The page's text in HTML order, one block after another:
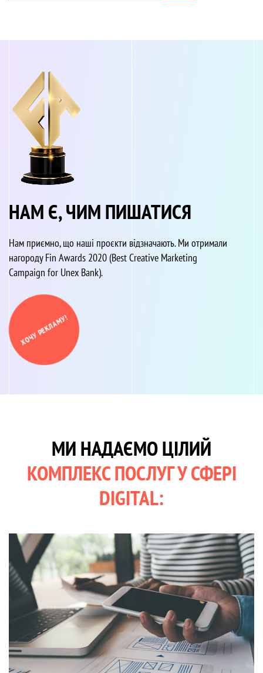
ХОЧУ РЕКЛАМУ!
НАМ Є, ЧИМ ПИШАТИСЯ
Нам приємно, що наші проєкти відзначають. Ми отримали
нагороду Fin Awards 2020 (Best Creative Marketing
Campaign for Unex Bank).
МИ НАДАЄМО ЦІЛИЙ
КОМПЛЕКС ПОСЛУГ У СФЕРІ
DIGITAL: